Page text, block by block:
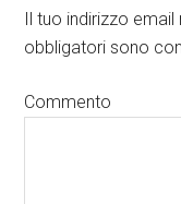
Il tuo indirizzo
obbligatori sono
Commento